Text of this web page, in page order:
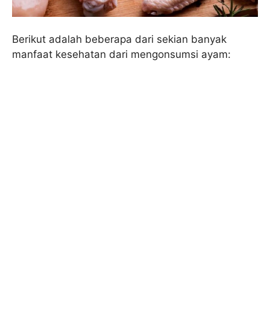
Berikut adalah beberapa dari sekian banyak
manfaat kesehatan dari mengonsumsi ayam: